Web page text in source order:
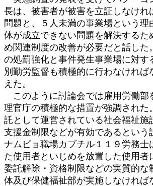
長は、被害者が被害を立証しなけれ
問題と、５人未満の事業場という理
体が成立できない問題を解決するた
め関連制度の改善が必要だと話した
の処罰強化と事件発生事業場に対す
別勤労監督も積極的に行わなければ
えた。
このように討論会では雇用労働部
理官庁の積極的な措置が強調された
託として運営されている社会福祉施
支援金制限などが有効であるという
ナムピョ職場カブチル１１９労務士
た使用者といじめを放置した使用者
委託解除・資格制限などの実質的な
体及び保健福祉部が実施しなければ